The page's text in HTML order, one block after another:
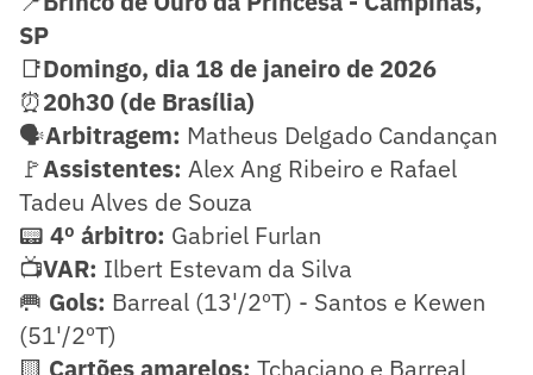
SP
📑Domingo, dia 18 de janeiro de 2026
⏰20h30 (de Brasília)
🗣️Arbitragem: Matheus Delgado Candançan
🚩Assistentes: Alex Ang Ribeiro e Rafael
Tadeu Alves de Souza
📟 4º árbitro: Gabriel Furlan
📺VAR: Ilbert Estevam da Silva
🥅 Gols: Barreal (13'/2ºT) - Santos e Kewen
(51'/2ºT)
🟨 Cartões amarelos: Tchaciano e Barreal